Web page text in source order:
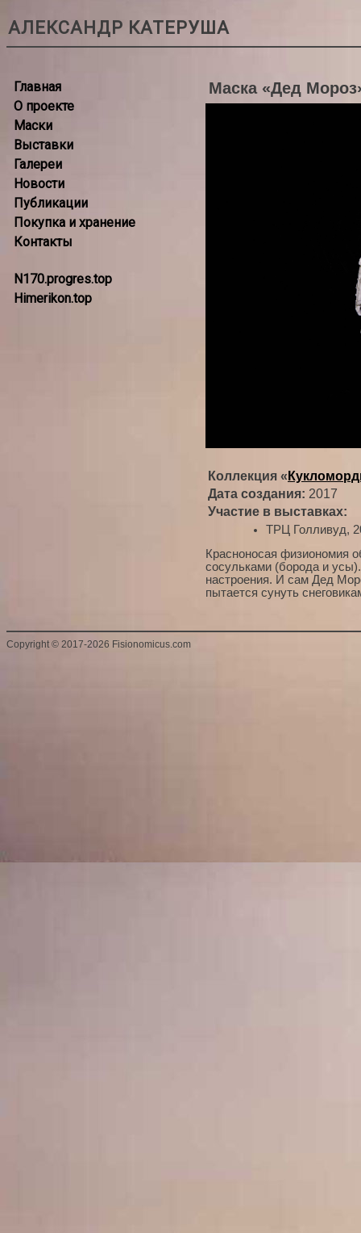
АЛЕКСАНДР КАТЕРУША
Главная
О проекте
Маски
Выставки
Галереи
Новости
Публикации
Покупка и хранение
Контакты
N170.progres.top
Himerikon.top
Маска «Дед
Коллекция «
Дата создания: 2017
Участие в выставках:
ТРЦ Голливуд,
Красноносая физиономия
сосульками (борода и
настроения. И сам Дед
пытается сунуть
Copyright © 2017-2026 Fisionomicus.com